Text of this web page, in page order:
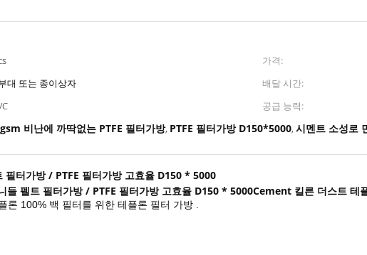
가격:
대 또는 종이상자 배달 시간:
공급 능력:
비난에 까딱없는 PTFE 필터가방, PTFE 필터가방 D150*5000, 시멘트 소성로
필터가방 / PTFE 필터가방 고효율 D150 * 5000
들 펠트 필터가방 / PTFE 필터가방 고효율 D150 * 5000Cement 킬른 더스트 테
100% 백 필터를 위한 테플론 필터 가방 .